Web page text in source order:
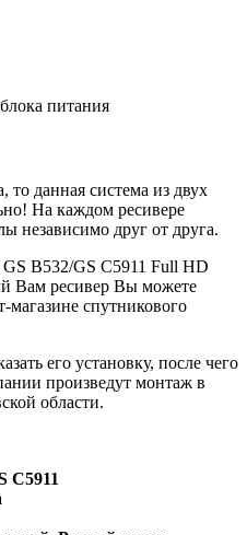
питания
то данная система из двух
На каждом ресивере
независимо друг от друга.
B532/GS C5911 Full HD
Вам ресивер Вы можете
магазине спутникового
его установку, после чего
произведут монтаж в
области.
C5911